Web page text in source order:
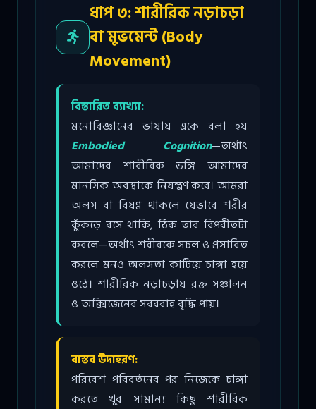
ধাপ ৩: শারীরিক নড়াচড়া
বা মুভমেন্ট (Body
Movement)
বিস্তারিত ব্যাখ্যা:
মনোবিজ্ঞানের ভাষায় একে বলা হয়
Embodied Cognition—অর্থাৎ
আমাদের শারীরিক ভঙ্গি আমাদের
মানসিক অবস্থাকে নিয়ন্ত্রণ করে। আমরা
অলস বা বিষণ্ণ থাকলে যেভাবে শরীর
কুঁকড়ে বসে থাকি, ঠিক তার বিপরীতটা
করলে—অর্থাৎ শরীরকে সচল ও প্রসারিত
করলে মনও অলসতা কাটিয়ে চাঙ্গা হয়ে
ওঠে। শারীরিক নড়াচড়ায় রক্ত সঞ্চালন
ও অক্সিজেনের সরবরাহ বৃদ্ধি পায়।
বাস্তব উদাহরণ:
পরিবেশ পরিবর্তনের পর নিজেকে চাঙ্গা
করতে খুব সামান্য কিছু শারীরিক